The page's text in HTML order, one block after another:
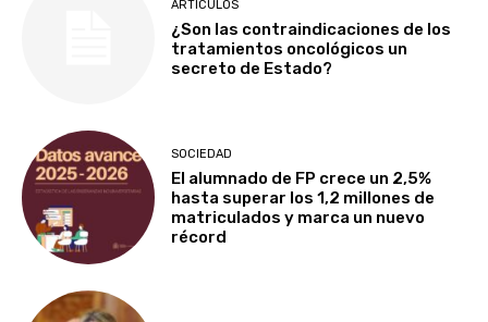
ARTÍCULOS
¿Son las contraindicaciones de los
tratamientos oncológicos un
secreto de Estado?
SOCIEDAD
El alumnado de FP crece un 2,5%
hasta superar los 1,2 millones de
matriculados y marca un nuevo
récord